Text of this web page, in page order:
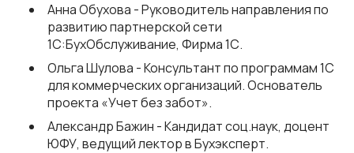
Анна Обухова - Руководитель направления по
развитию партнерской сети
1С:БухОбслуживание, Фирма 1С.
Ольга Шулова - Консультант по программам 1С
для коммерческих организаций. Основатель
проекта «Учет без забот».
Александр Бажин - Кандидат соц.наук, доцент
ЮФУ, ведущий лектор в Бухэксперт.